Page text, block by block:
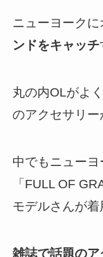
ニューヨークに
ンドをキャッチ
丸の内OLがよ
のアクセサリー
中でもニュー
「FULL OF
モデルさんが
雑誌で話題の